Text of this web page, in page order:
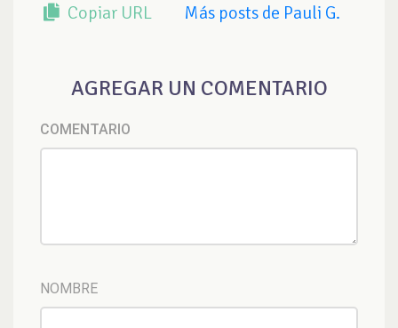
Copiar URL Más posts de Pauli G.
AGREGAR UN COMENTARIO
COMENTARIO
NOMBRE